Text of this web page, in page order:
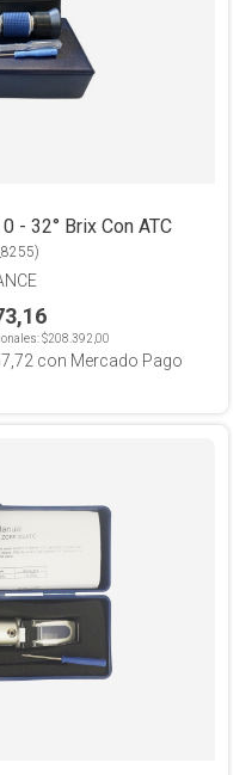
- 32° Brix Con ATC
)
$208.392,00
con Mercado Pago